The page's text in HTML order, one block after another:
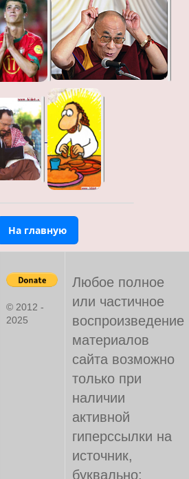
На главную
© 2012 -
2025
Любое полное
или частичное
воспроизведение
материалов
сайта возможно
только при
наличии
активной
гиперссылки на
источник,
буквально: